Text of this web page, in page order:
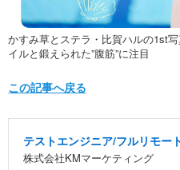
かすみ草とステラ・比賀ハルの1st
イルと鍛えられた”腹筋”に注目
この記事へ戻る
テストエンジニア/フルリモー
株式会社KMマーケティング